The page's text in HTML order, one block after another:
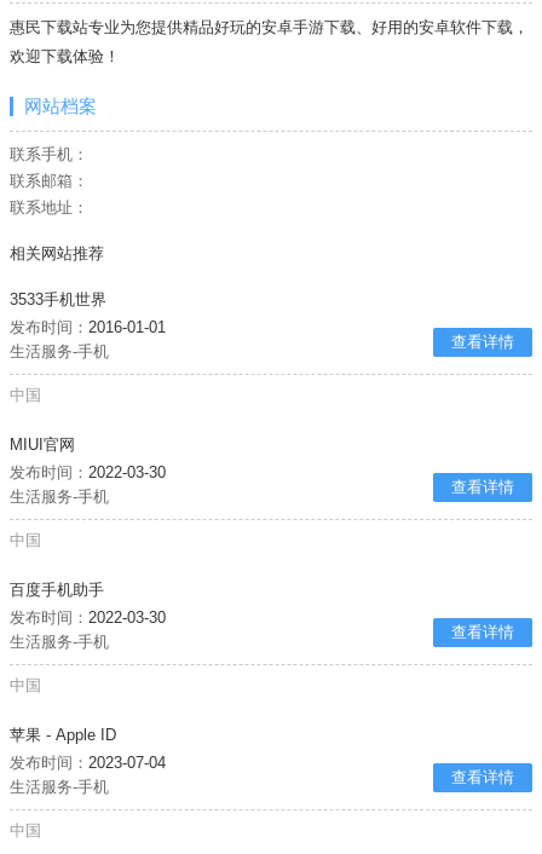
惠民下载站专业为您提供精品好玩的安卓手游下载、好用的安卓软件下载，
欢迎下载体验！
网站档案
联系手机：
联系邮箱：
联系地址：
相关网站推荐
3533手机世界
发布时间： 2016-01-01
生活服务-手机
查看详情
中国
MIUI官网
发布时间： 2022-03-30
生活服务-手机
查看详情
中国
百度手机助手
发布时间： 2022-03-30
生活服务-手机
查看详情
中国
苹果 - Apple ID
发布时间： 2023-07-04
生活服务-手机
查看详情
中国